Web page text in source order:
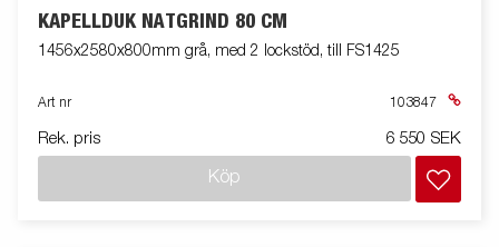
KAPELLDUK NÄTGRIND 80 CM
1456x2580x800mm grå, med 2 lockstöd, till FS1425
Art nr 103847
Rek. pris 6 550 SEK
Köp